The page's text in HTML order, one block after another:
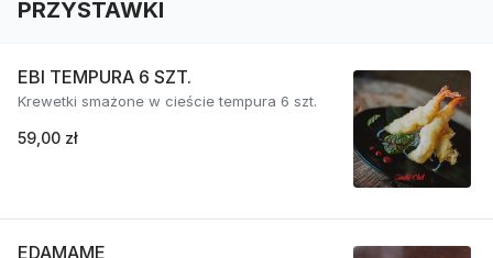
PRZYSTAWKI
EBI TEMPURA 6 SZT.
Krewetki smażone w cieście tempura 6 szt.
59,00 zł
EDAMAME